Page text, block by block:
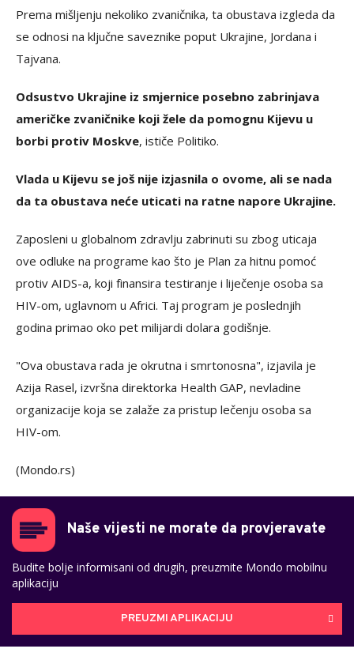
Prema mišljenju nekoliko zvaničnika, ta obustava izgleda da
se odnosi na ključne saveznike poput Ukrajine, Jordana i
Tajvana.
Odsustvo Ukrajine iz smjernice posebno zabrinjava
američke zvaničnike koji žele da pomognu Kijevu u
borbi protiv Moskve, ističe Politiko.
Vlada u Kijevu se još nije izjasnila o ovome, ali se nada
da ta obustava neće uticati na ratne napore Ukrajine.
Zaposleni u globalnom zdravlju zabrinuti su zbog uticaja
ove odluke na programe kao što je Plan za hitnu pomoć
protiv AIDS-a, koji finansira testiranje i liječenje osoba sa
HIV-om, uglavnom u Africi. Taj program je poslednjih
godina primao oko pet milijardi dolara godišnje.
"Ova obustava rada je okrutna i smrtonosna", izjavila je
Azija Rasel, izvršna direktorka Health GAP, nevladine
organizacije koja se zalaže za pristup lečenju osoba sa
HIV-om.
(Mondo.rs)
Naše vijesti ne morate da provjeravate
Budite bolje informisani od drugih, preuzmite Mondo mobilnu
aplikaciju
PREUZMI APLIKACIJU